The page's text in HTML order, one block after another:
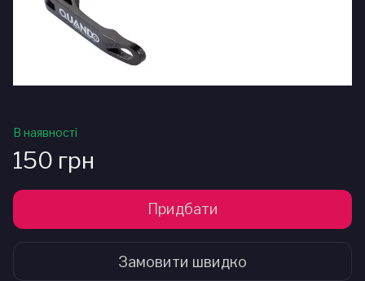
В наявності
150 грн
Придбати
Замовити швидко